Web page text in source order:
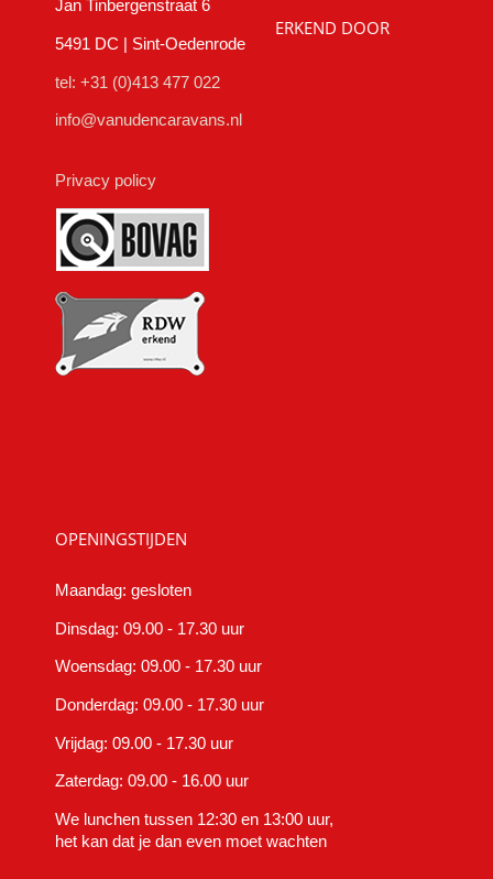
Jan Tinbergenstraat 6
5491 DC | Sint-Oedenrode
tel: +31 (0)413 477 022
info@vanudencaravans.nl
Privacy policy
ERKEND DOOR
OPENINGSTIJDEN
Maandag: gesloten
Dinsdag: 09.00 - 17.30 uur
Woensdag: 09.00 - 17.30 uur
Donderdag: 09.00 - 17.30 uur
Vrijdag: 09.00 - 17.30 uur
Zaterdag: 09.00 - 16.00 uur
We lunchen tussen 12:30 en 13:00 uur,
het kan dat je dan even moet wachten